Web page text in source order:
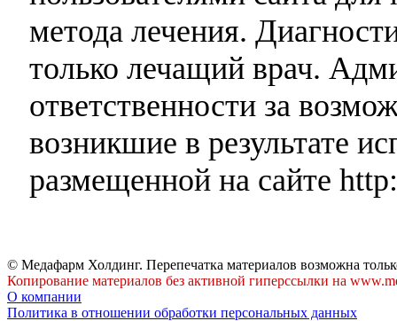
метода лечения.
только лечащий врач.
ответственности за
возникшие в результате
размещенной на сайте
© Медафарм Холдинг. Перепечатка материалов возможна
Копирование материалов без активной гиперссылки на
О компании
Политика в отношении обработки персональных данных